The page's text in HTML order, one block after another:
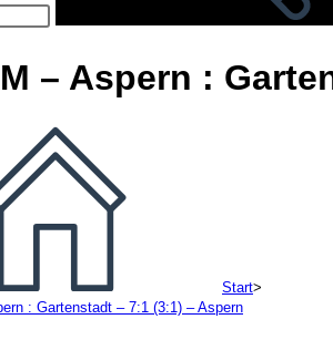
– Aspern :
Start>
: Gartenstadt – 7:1 (3:1) – Aspern